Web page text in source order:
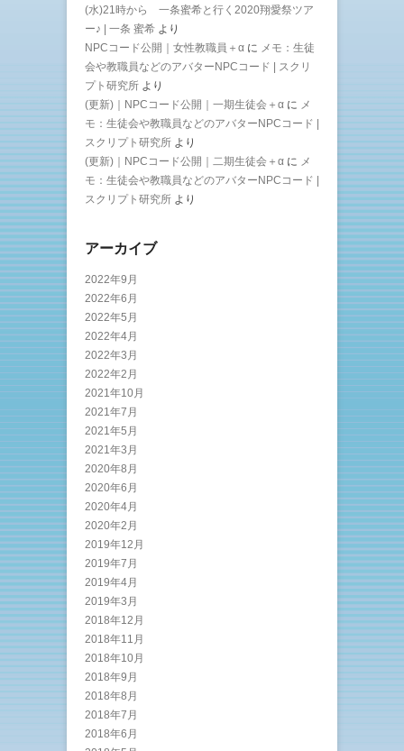
(水)21時から 一条蜜希と行く2020翔愛祭ツア
ー♪ | 一条 蜜希 より
NPCコード公開｜女性教職員＋α に メモ：生徒
会や教職員などのアバターNPCコード | スクリ
プト研究所 より
(更新)｜NPCコード公開｜一期生徒会＋α に メ
モ：生徒会や教職員などのアバターNPCコード |
スクリプト研究所 より
(更新)｜NPCコード公開｜二期生徒会＋α に メ
モ：生徒会や教職員などのアバターNPCコード |
スクリプト研究所 より
アーカイブ
2022年9月
2022年6月
2022年5月
2022年4月
2022年3月
2022年2月
2021年10月
2021年7月
2021年5月
2021年3月
2020年8月
2020年6月
2020年4月
2020年2月
2019年12月
2019年7月
2019年4月
2019年3月
2018年12月
2018年11月
2018年10月
2018年9月
2018年8月
2018年7月
2018年6月